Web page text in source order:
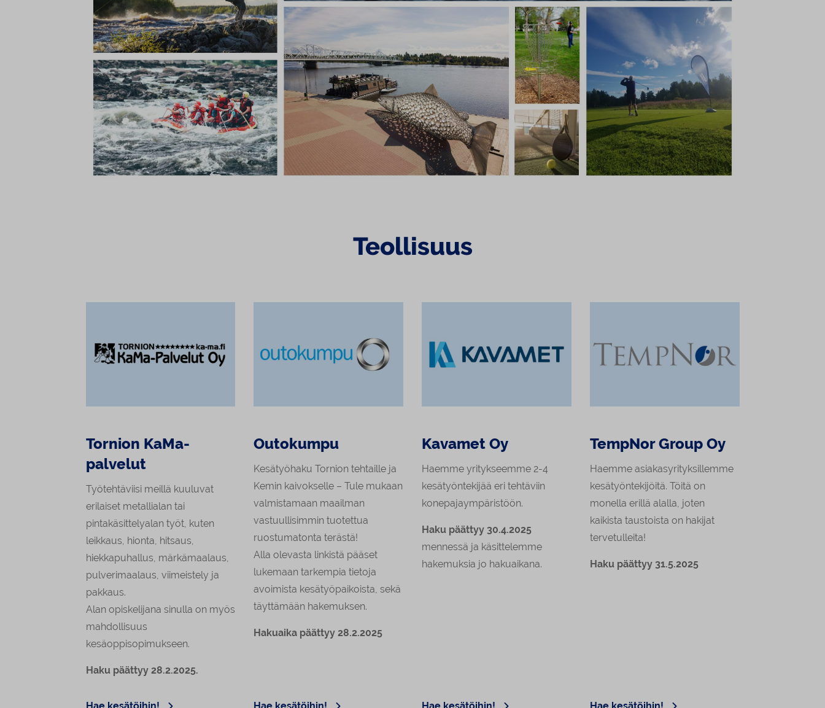
Teollisuus
Tornion KaMa-
palvelut
Työtehtäviisi meillä kuuluvat
erilaiset metallialan tai
pintakäsittelyalan työt, kuten
leikkaus, hionta, hitsaus,
hiekkapuhallus, märkämaalaus,
pulverimaalaus, viimeistely ja
pakkaus.
Alan opiskelijana sinulla on myös
mahdollisuus
kesäoppisopimukseen.
Haku päättyy 28.2.2025.
Outokumpu
Kesätyöhaku Tornion tehtaille ja
Kemin kaivokselle –Tule mukaan
valmistamaan maailman
vastuullisimmin tuotettua
ruostumatonta terästä!
Alla olevasta linkistä pääset
lukemaan tarkempia tietoja
avoimista kesätyöpaikoista, sekä
täyttämään hakemuksen.
Hakuaika päättyy 28.2.2025
Kavamet Oy
Haemme yritykseemme 2-4
kesätyöntekijää eri tehtäviin
konepajaympäristöön.
Haku päättyy 30.4.2025
mennessä ja käsittelemme
hakemuksia jo hakuaikana.
TempNor Group Oy
Haemme asiakasyrityksillemme
kesätyöntekijöitä. Töitä on
monella erillä alalla, joten
kaikista taustoista on hakijat
tervetulleita!
Haku päättyy 31.5.2025